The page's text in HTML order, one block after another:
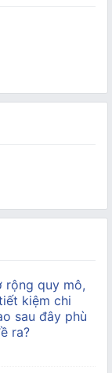
rộng quy mô,
kiệm chi
sau đây phù
ra?